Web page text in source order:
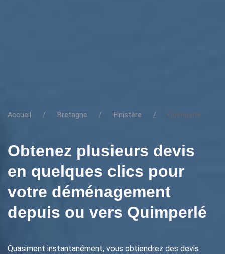
Accueil Bretagne Finistère Quimperlé
Obtenez plusieurs devis
en quelques clics pour
votre déménagement
depuis ou vers Quimperlé
Quasiment instantanément, vous obtiendrez des devis